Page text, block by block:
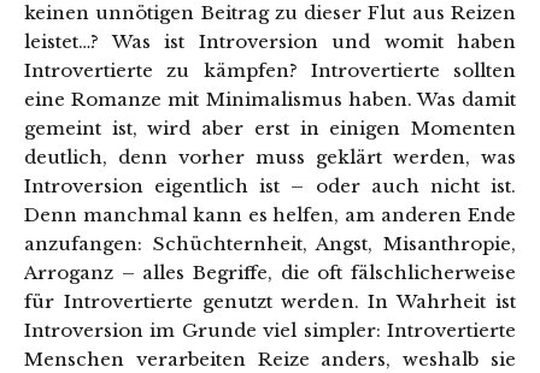
keinen unnötigen Beitrag zu dieser Flut aus Reizen
leistet…? Was ist Introversion und womit haben
Introvertierte zu kämpfen? Introvertierte sollten
eine Romanze mit Minimalismus haben. Was damit
gemeint ist, wird aber erst in einigen Momenten
deutlich, denn vorher muss geklärt werden, was
Introversion eigentlich ist – oder auch nicht ist.
Denn manchmal kann es helfen, am anderen Ende
anzufangen: Schüchternheit, Angst, Misanthropie,
Arroganz – alles Begriffe, die oft fälschlicherweise
für Introvertierte genutzt werden. In Wahrheit ist
Introversion im Grunde viel simpler: Introvertierte
Menschen verarbeiten Reize anders, weshalb sie